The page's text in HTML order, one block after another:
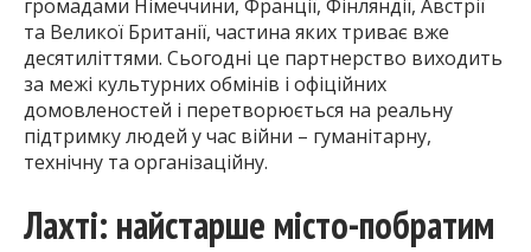
громадами Німеччини, Франції, Фінляндії, Австрії
та Великої Британії, частина яких триває вже
десятиліттями. Сьогодні це партнерство виходить
за межі культурних обмінів і офіційних
домовленостей і перетворюється на реальну
підтримку людей у час війни – гуманітарну,
технічну та організаційну.
Лахті: найстарше місто-побратим